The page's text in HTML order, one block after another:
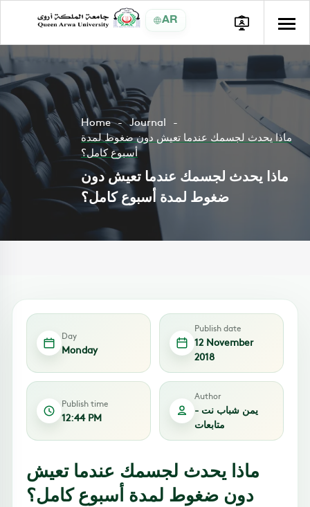
AR
Home
Journal
ماذا يحدث لجسمك عندما تعيش دون ضغوط لمدة
أسبوع كامل؟
ماذا يحدث لجسمك عندما تعيش دون
ضغوط لمدة أسبوع كامل؟
Day
Monday
Publish date
12 November
2018
Publish time
12:44 PM
Author
يمن شباب نت -
متابعات
ماذا يحدث لجسمك عندما تعيش
دون ضغوط لمدة أسبوع كامل؟